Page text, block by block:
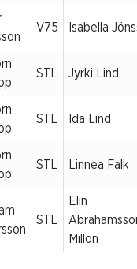
V75 Isabella
STL Jyrki Lind
STL Ida Lind
STL Linnea Falk
STL
Elin
Millon